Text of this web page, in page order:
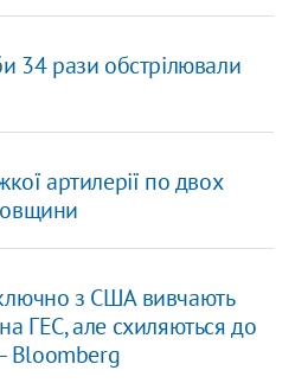
34 рази обстрілювали
артилерії по двох
з США вивчають
ГЕС, але схиляються до
Bloomberg